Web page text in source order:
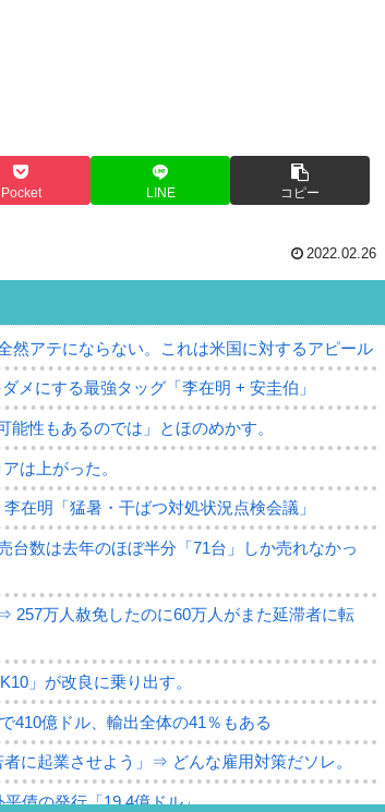
Pocket LINE コピー
2022.02.26
アテにならない。これは米国に対するアピール
メにする最強タッグ「李在明 + 安圭伯」
性もあるのでは」とほのめかす。
は上がった。
在明「猛暑・干ばつ対処状況点検会議」
台数は去年のほぼ半分「71台」しか売れなかっ
257万人赦免したのに60万人がまた延滞者に転
」が改良に乗り出す。
410億ドル、輸出全体の41％もある
に起業させよう」⇒ どんな雇用対策だソレ。
債の発行「19.4億ドル」